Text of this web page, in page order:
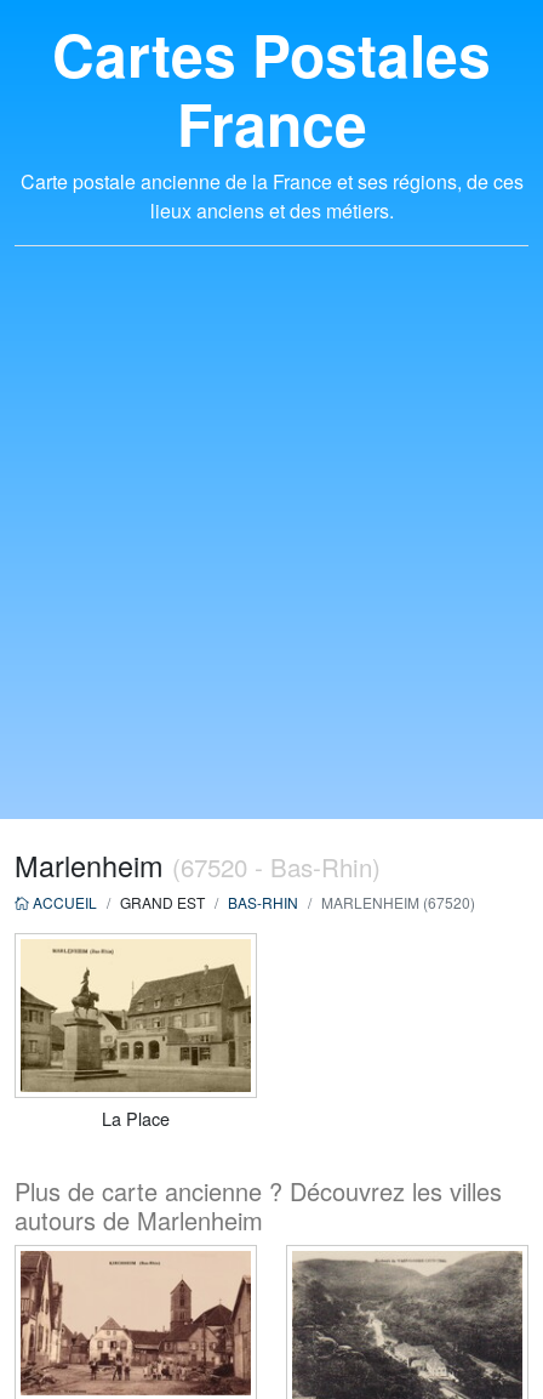
Cartes Postales
France
Carte postale ancienne de la France et ses régions, de ces
lieux anciens et des métiers.
Marlenheim (67520 - Bas-Rhin)
ACCUEIL GRAND EST BAS-RHIN MARLENHEIM (67520)
La Place
Plus de carte ancienne ? Découvrez les villes
autours de Marlenheim